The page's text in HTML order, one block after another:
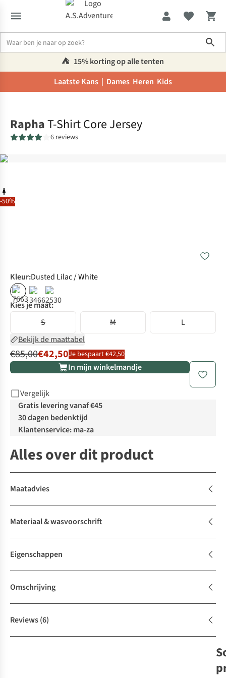
⛺️ 15% korting op alle tenten
Laatste Kans | Dames Heren Kids
-50%
RaphaT-Shirt Core Jersey
6 reviews
Kleur:Dusted Lilac / White
% % %
Kies je maat:
S
M
L
Bekijk de maattabel
€85,00€42,50Je bespaart €42,50
In mijn winkelmandje
Vergelijk
Gratis levering vanaf €45
30 dagen bedenktijd
Klantenservice: ma-za
Alles over dit product
Maatadvies
Materiaal & wasvoorschrift
Eigenschappen
Omschrijving
Reviews(6)